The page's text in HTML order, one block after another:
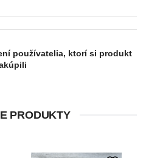
používatelia, ktorí si produkt
PRODUKTY